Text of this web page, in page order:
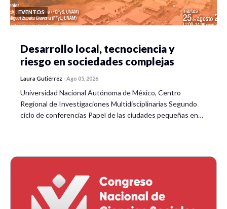
EVENTOS
Desarrollo local, tecnociencia y
riesgo en sociedades complejas
Laura Gutiérrez -Ago 05, 2026
Universidad Nacional Autónoma de México, Centro
Regional de Investigaciones Multidisciplinarias Segundo
ciclo de conferencias Papel de las ciudades pequeñas en…